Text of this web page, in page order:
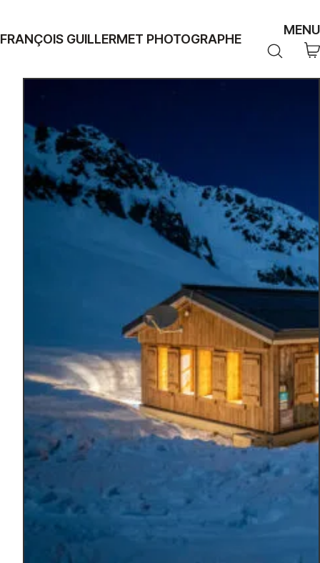
FRANÇOIS GUILLERMET PHOTOGRAPHE
MENU